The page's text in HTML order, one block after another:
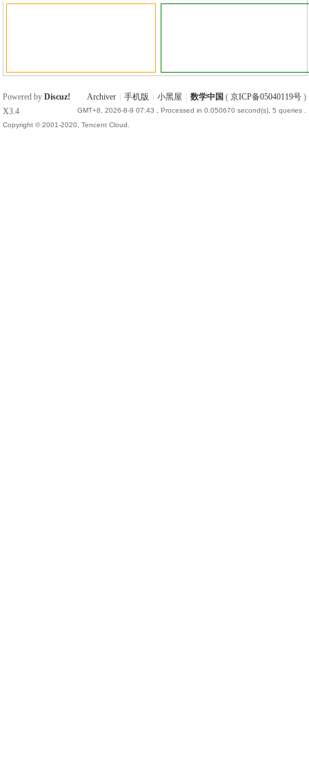
Archiver 手机版 小黑屋 数学中国 ( 京ICP备05040119号)
GMT+8, 2026-8-9 07:43 , Processed in 0.050670 second(s), 5 queries .
Powered byDiscuz!
X3.4
Copyright © 2001-2020, Tencent Cloud.